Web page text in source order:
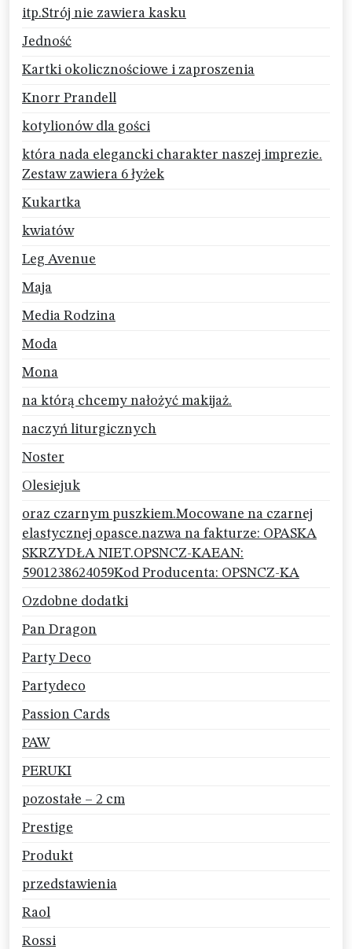
itp.Strój nie zawiera kasku
Jedność
Kartki okolicznościowe i zaproszenia
Knorr Prandell
kotylionów dla gości
która nada elegancki charakter naszej imprezie.
Zestaw zawiera 6 łyżek
Kukartka
kwiatów
Leg Avenue
Maja
Media Rodzina
Moda
Mona
na którą chcemy nałożyć makijaż.
naczyń liturgicznych
Noster
Olesiejuk
oraz czarnym puszkiem.Mocowane na czarnej
elastycznej opasce.nazwa na fakturze: OPASKA
SKRZYDŁA NIET.OPSNCZ-KAEAN:
5901238624059Kod Producenta: OPSNCZ-KA
Ozdobne dodatki
Pan Dragon
Party Deco
Partydeco
Passion Cards
PAW
PERUKI
pozostałe – 2 cm
Prestige
Produkt
przedstawienia
Raol
Rossi